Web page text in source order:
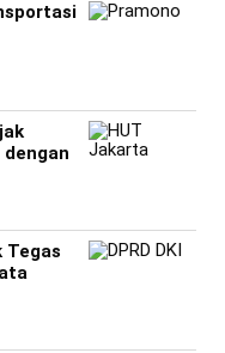
Tegas